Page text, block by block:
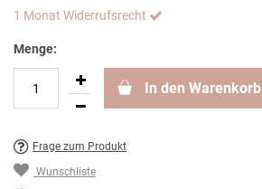
1 Monat Widerrufsrecht
Menge:
In den Warenkorb
Frage zum Produkt
Wunschliste